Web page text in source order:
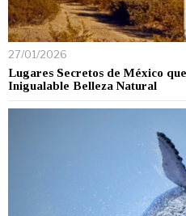
27/01/2026
Lugares Secretos de México
Inigualable Belleza Natural